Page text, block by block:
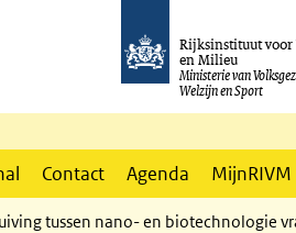
Rijksinstituut voor
en Milieu
Ministerie van
Welzijn en Sport
Contact Agenda MijnRIVM
tussen nano- en biotechnologie